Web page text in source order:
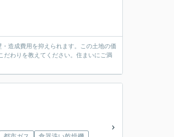
造成費用を抑えられます。この土地の価
だわりを教えてください。住まいにご満